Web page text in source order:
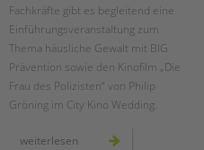
Fachkräfte gibt es begleitend eine
Einführungsveranstaltung zum
Thema häusliche Gewalt mit BIG
Prävention sowie den Kinofilm „Die
Frau des Polizisten“ von Philip
Gröning im City Kino Wedding.
weiterlesen präventionswochen